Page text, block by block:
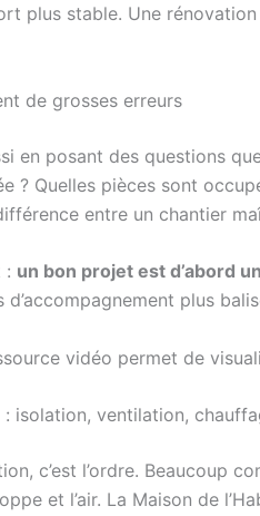
plus stable. Une rénovation
de grosses erreurs
en posant des questions
? Quelles pièces sont
entre un chantier
: un bon projet est d’abord
plus
vidéo permet de
isolation, ventilation,
c’est l’ordre. Beaucoup
et l’air. La Maison de